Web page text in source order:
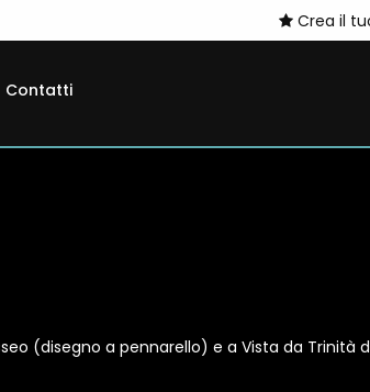
Crea il
Contatti
(disegno a pennarello) e a Vista da Trinità